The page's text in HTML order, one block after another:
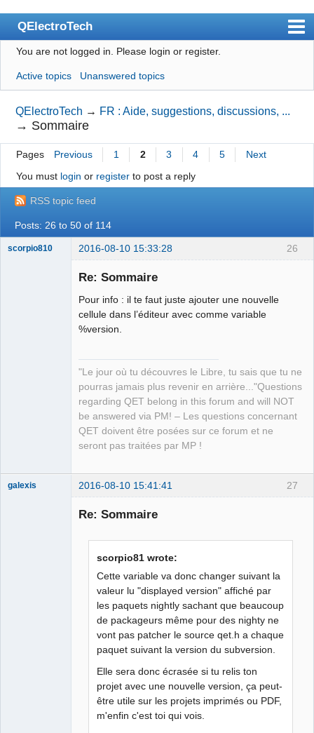
QElectroTech
Index
User list
Search
Register
Login
Site officiel
Wiki
BugTracker
Manual 0.8_cs
Google_Search
You are not logged in. Please login or register.
Active topics Unanswered topics
QElectroTech → FR : Aide, suggestions, discussions, ...
→ Sommaire
Pages Previous 1 2 3 4 5
Next
You must login or registerto post a reply
RSS topic feed
Posts: 26 to 50 of 114
26
scorpio810 2016-08-10 15:33:28
Re: Sommaire
Pour info : il te faut juste ajouter une nouvelle
cellule dans l’éditeur avec comme variable
%version.
"Le jour où tu découvres le Libre, tu sais que tu ne
pourras jamais plus revenir en arrière..."Questions
regarding QET belong in this forum and will NOT
be answered via PM! – Les questions concernant
QET doivent être posées sur ce forum et ne
seront pas traitées par MP !
27
galexis 2016-08-10 15:41:41
Re: Sommaire
scorpio81 wrote:
Cette variable va donc changer suivant la
valeur lu "displayed version" affiché par
les paquets nightly sachant que beaucoup
de packageurs même pour des nighty ne
vont pas patcher le source qet.h a chaque
paquet suivant la version du subversion.
Elle sera donc écrasée si tu relis ton
projet avec une nouvelle version, ça peut-
être utile sur les projets imprimés ou PDF,
m'enfin c'est toi qui vois.